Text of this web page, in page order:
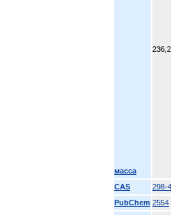
масса
CAS
298-
PubChem 2554